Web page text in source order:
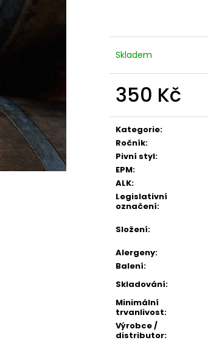
Skladem
350 Kč
cena:
Kategorie:
Ročník:
Pivní styl:
EPM:
ALK:
Legislativní
označení:
Složení:
Alergeny:
Balení:
Skladování:
Minimální
trvanlivost:
Výrobce /
distributor: